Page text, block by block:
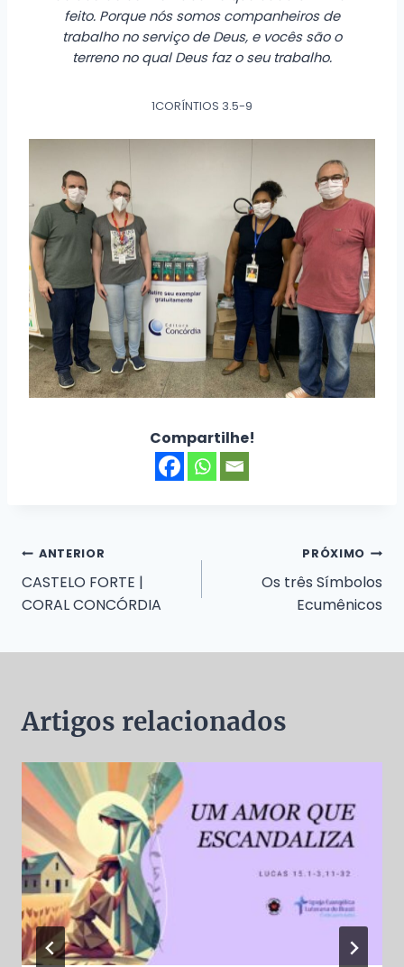
feito. Porque nós somos companheiros de
trabalho no serviço de Deus, e vocês são o
terreno no qual Deus faz o seu trabalho.
1CORÍNTIOS 3.5-9
Compartilhe!
Navegação
de
ANTERIOR
CASTELO FORTE |
CORAL CONCÓRDIA
PRÓXIMO
Os três Símbolos
Ecumênicos
Artigos relacionados